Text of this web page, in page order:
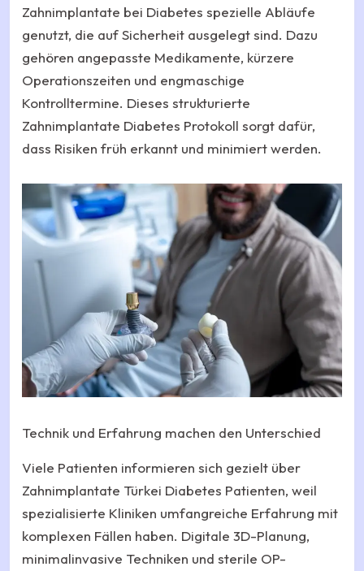
Zahnimplantate bei Diabetes spezielle Abläufe
genutzt, die auf Sicherheit ausgelegt sind. Dazu
gehören angepasste Medikamente, kürzere
Operationszeiten und engmaschige
Kontrolltermine. Dieses strukturierte
Zahnimplantate Diabetes Protokoll sorgt dafür,
dass Risiken früh erkannt und minimiert werden.
Technik und Erfahrung machen den Unterschied
Viele Patienten informieren sich gezielt über
Zahnimplantate Türkei Diabetes Patienten, weil
spezialisierte Kliniken umfangreiche Erfahrung mit
komplexen Fällen haben. Digitale 3D-Planung,
minimalinvasive Techniken und sterile OP-